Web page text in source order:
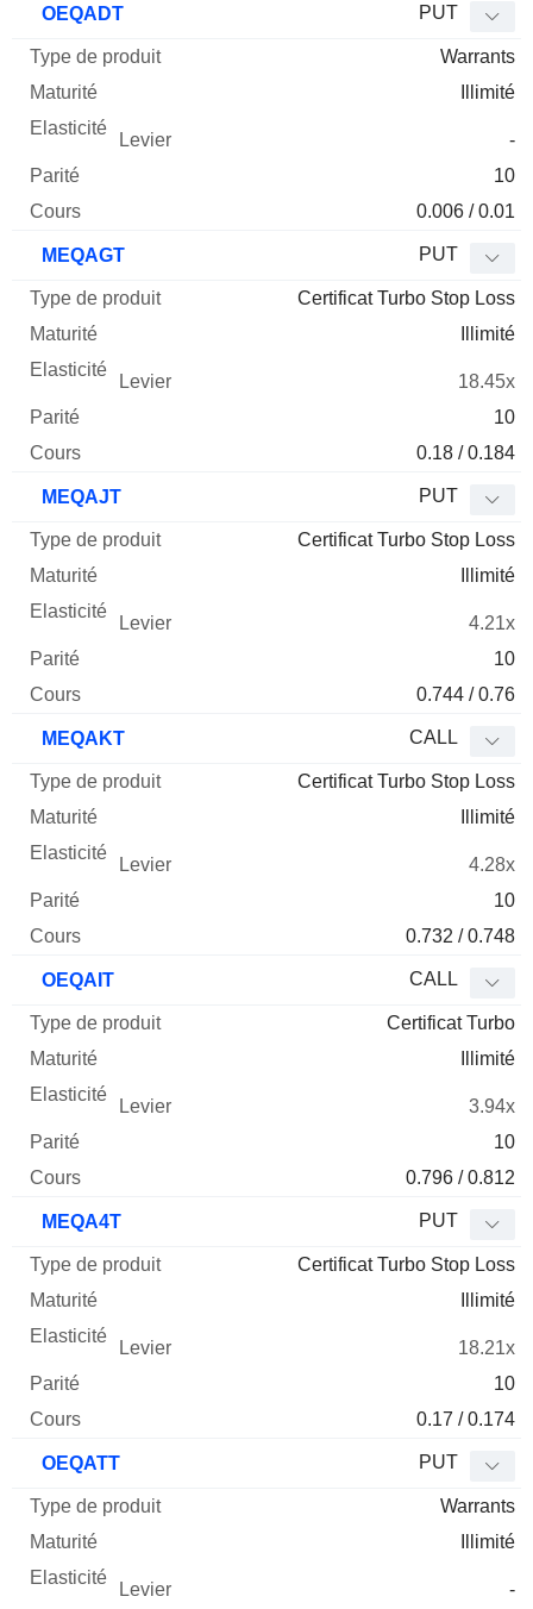
OEQADT PUT
Warrants
Illimité
-
10
0.006 / 0.01
MEQAGT PUT
Certificat Turbo Stop Loss
Illimité
18.45x
10
0.18 / 0.184
MEQAJT PUT
Certificat Turbo Stop Loss
Illimité
4.21x
10
0.744 / 0.76
MEQAKT CALL
Certificat Turbo Stop Loss
Illimité
4.28x
10
0.732 / 0.748
OEQAIT CALL
Certificat Turbo
Illimité
3.94x
10
0.796 / 0.812
MEQA4T PUT
Certificat Turbo Stop Loss
Illimité
18.21x
10
0.17 / 0.174
OEQATT PUT
Warrants
Illimité
-